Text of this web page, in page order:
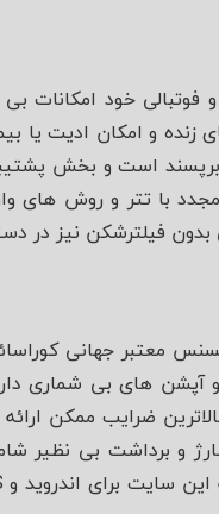
خود امکانات بی‌
های زنده و امکان ادیت
با تتر و روش‌ های
فیلترشکن نیز در
معتبر جهانی
آپشن‌ های بی‌ شماری
باشد اما کامل‌ ترین بخش ورزشی جام جهانی ۲۰۲۶
و برداشت بی‌ نظیر